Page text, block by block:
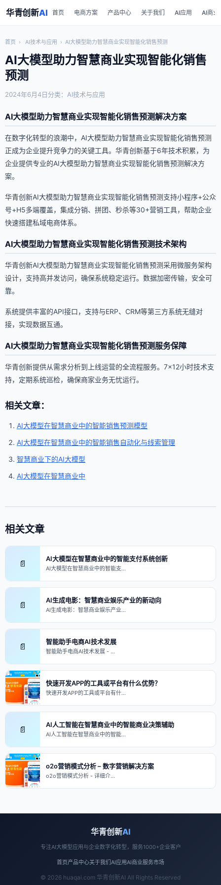
华青创新AI 首页 电商方案 产品中心 关于我们 AI应用 AI商业
首页 › AI技术与应用 › AI大模型助力智慧商业实现智能化销售预测
AI大模型助力智慧商业实现智能化销售
预测
2024年6月4日分类：AI技术与应用
AI大模型助力智慧商业实现智能化销售预测解决方案
在数字化转型的浪潮中，AI大模型助力智慧商业实现智能化销售预测
正成为企业提升竞争力的关键工具。华青创新基于6年技术积累，为
企业提供专业的AI大模型助力智慧商业实现智能化销售预测解决方
案。
华青创新AI大模型助力智慧商业实现智能化销售预测支持小程序+公众
号+H5多端覆盖，集成分销、拼团、秒杀等30+营销工具，帮助企业
快速搭建私域电商体系。
AI大模型助力智慧商业实现智能化销售预测技术架构
华青创新AI大模型助力智慧商业实现智能化销售预测采用微服务架构
设计，支持高并发访问，确保系统稳定运行。数据加密传输，安全可
靠。
系统提供丰富的API接口，支持与ERP、CRM等第三方系统无缝对
接，实现数据互通。
AI大模型助力智慧商业实现智能化销售预测服务保障
华青创新提供从需求分析到上线运营的全流程服务。7×12小时技术支
持，定期系统巡检，确保商家业务无忧运行。
相关文章：
AI大模型在智慧商业中的智能销售预测模型
AI大模型在智慧商业中的智能销售自动化与线索管理
智慧商业下的AI大模型
AI大模型在智慧商业中
相关文章
📄 AI大模型在智慧商业中的智能支付系统创新
AI大模型在智慧商业中的智能支…
📄 AI生成电影：智慧商业娱乐产业的新动向
AI生成电影：智慧商业娱乐产业…
📄 智能助手电商AI技术发展
智能助手电商AI技术发展 - …
快速开发APP的工具或平台有什么优势？
快速开发APP的工具或平台有什…
📄 AI人工智能在智慧商业中的智能商业决策辅助
AI人工智能在智慧商业中的智能…
o2o营销模式分析 – 数字营销解决方案
o2o营销模式分析 - 详细介…
华青创新AI
专注AI大模型应用与企业数字化转型，服务1000+企业客户
首页产品中心关于我们 AI应用AI商业服务市场
© 2026 huaqai.com 华青创新AI All Rights Reserved